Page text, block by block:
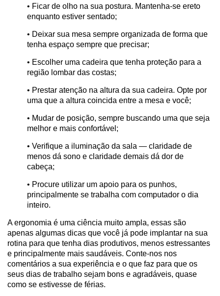
• Ficar de olho na sua postura. Mantenha-se ereto
enquanto estiver sentado;
• Deixar sua mesa sempre organizada de forma que
tenha espaço sempre que precisar;
• Escolher uma cadeira que tenha proteção para a
região lombar das costas;
• Prestar atenção na altura da sua cadeira. Opte por
uma que a altura coincida entre a mesa e você;
• Mudar de posição, sempre buscando uma que seja
melhor e mais confortável;
• Verifique a iluminação da sala — claridade de
menos dá sono e claridade demais dá dor de
cabeça;
• Procure utilizar um apoio para os punhos,
principalmente se trabalha com computador o dia
inteiro.
A ergonomia é uma ciência muito ampla, essas são
apenas algumas dicas que você já pode implantar na sua
rotina para que tenha dias produtivos, menos estressantes
e principalmente mais saudáveis. Conte-nos nos
comentários a sua experiência e o que faz para que os
seus dias de trabalho sejam bons e agradáveis, quase
como se estivesse de férias.